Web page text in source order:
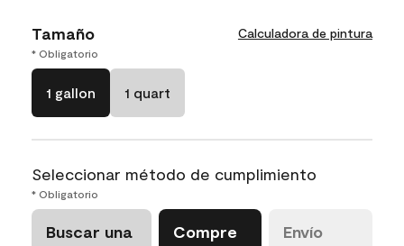
Tamaño Calculadora de pintura
* Obligatorio
1 gallon 1 quart
Seleccionar método de cumplimiento
* Obligatorio
Buscar una
Compre
Envío